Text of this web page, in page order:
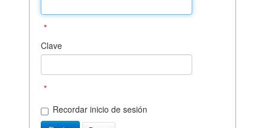
*
Clave
*
Recordar inicio de sesión